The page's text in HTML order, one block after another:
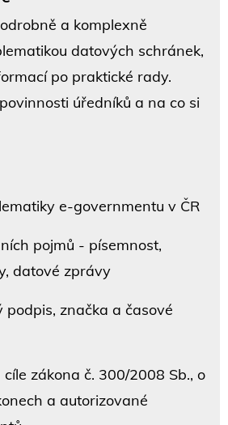
a komplexně
datových schránek,
po praktické rady.
úředníků a na co si
e-governmentu v ČR
pojmů - písemnost,
datové zprávy
podpis, značka a časové
zákona č. 300/2008 Sb., o
a autorizované